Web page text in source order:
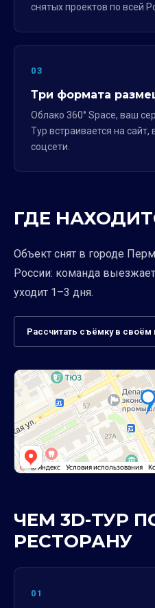
снятых проектов по всей
03
Три формата
Облако 360° Space, ваш
Тур встраивается на сайт,
соцсети.
ГДЕ
Объект снят в городе
России: команда
уходит 1–3 дня.
Рассчитать съёмку в своём
ЧЕМ 3D-ТУР
РЕСТОРАНУ
01